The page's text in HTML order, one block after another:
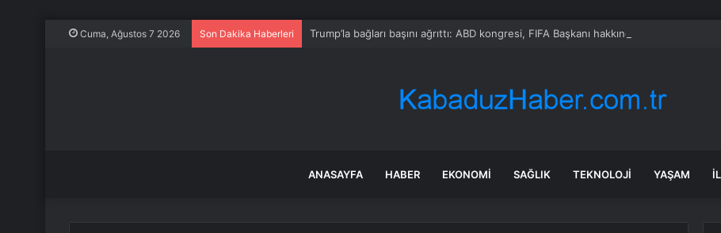
Cuma, Ağustos 7 2026 Son Dakika Haberleri Trump’la bağları başını ağrıttı: ABD kongresi, FIFA Başkanı hakkında soruşturma
ANASAYFA HABER EKONOMI SAĞLIK TEKNOLOJI YAŞAM